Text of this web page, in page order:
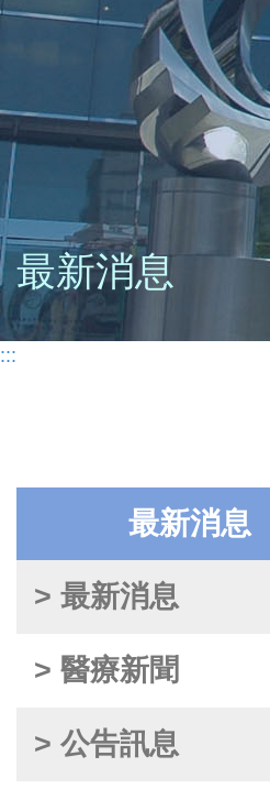
最新消息
:::
最新消息
> 最新消息
> 醫療新聞
> 公告訊息